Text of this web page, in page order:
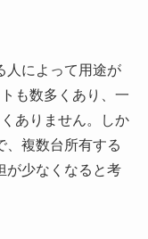
人によって用途が
も数多くあり、一
ありません。しか
、複数台所有する
が少なくなると考